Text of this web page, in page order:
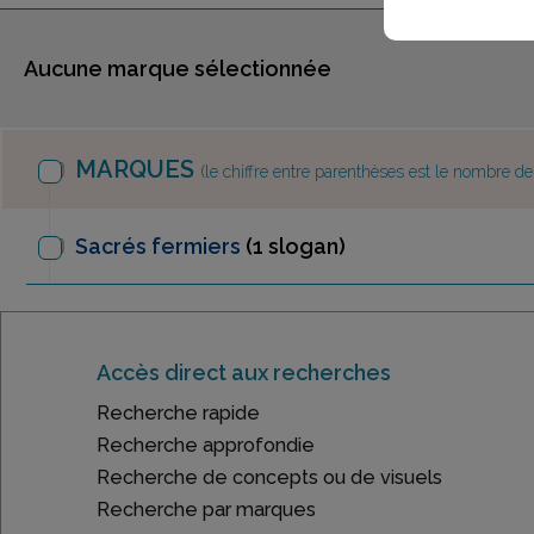
Aucune marque sélectionnée
MARQUES (le chiffre entre parenthèses est le nombre
Sacrés fermiers (1 slogan)
Accès direct aux recherches
Recherche rapide
Recherche approfondie
Recherche de concepts ou de visuels
Recherche par marques